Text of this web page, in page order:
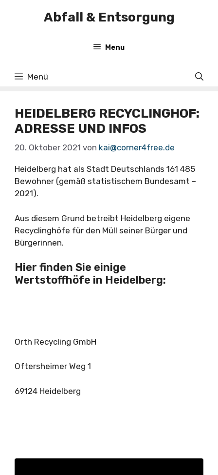
Abfall & Entsorgung
Menu
Menü
HEIDELBERG RECYCLINGHOF:
ADRESSE UND INFOS
20. Oktober 2021 von kai@corner4free.de
Heidelberg hat als Stadt Deutschlands 161 485
Bewohner (gemäß statistischem Bundesamt –
2021).
Aus diesem Grund betreibt Heidelberg eigene
Recyclinghöfe für den Müll seiner Bürger und
Bürgerinnen.
Hier finden Sie einige
Wertstoffhöfe in Heidelberg:
Orth Recycling GmbH
Oftersheimer Weg 1
69124 Heidelberg